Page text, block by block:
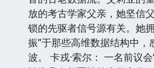
放的考古学家父亲，她坚信
锁的先驱者信号源有关。她
振”于那些高维数据结构中
波。 卡戎·索尔： 一名前议